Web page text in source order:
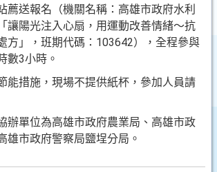
薦送報名（機關名稱：高雄市政府水利
讓陽光注入心扇，用運動改善情緒～抗
方」，班期代碼：103642）， 全程參與
數3小時。
能措施，現場不提供紙杯，參加人員請
辦單位為高雄市政府農業局、高雄市政
雄市政府警察局鹽埕分局。